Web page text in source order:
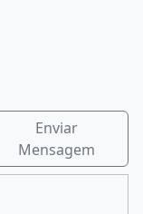
Enviar
Mensagem